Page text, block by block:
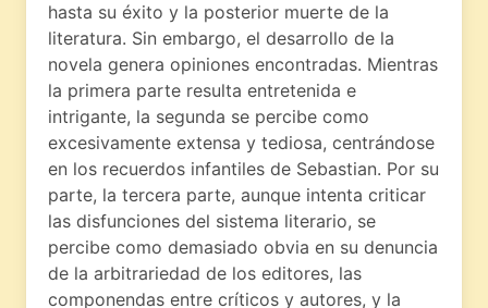
hasta su éxito y la posterior muerte de la
literatura. Sin embargo, el desarrollo de la
novela genera opiniones encontradas. Mientras
la primera parte resulta entretenida e
intrigante, la segunda se percibe como
excesivamente extensa y tediosa, centrándose
en los recuerdos infantiles de Sebastian. Por su
parte, la tercera parte, aunque intenta criticar
las disfunciones del sistema literario, se
percibe como demasiado obvia en su denuncia
de la arbitrariedad de los editores, las
componendas entre críticos y autores, y la